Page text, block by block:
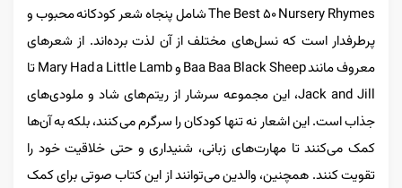
The Best 50 Nursery Rhymes شامل پنجاه شعر کودکانه محبوب و
پرطرفدار است که نسل‌های مختلف از آن لذت برده‌اند. از شعرهای
معروف مانند Baa Baa Black Sheep و Mary Had a Little Lamb تا
Jack and Jill، این مجموعه سرشار از ریتم‌های شاد و ملودی‌های
جذاب است. این اشعار نه تنها کودکان را سرگرم می‌کنند، بلکه به آن‌ها
کمک می‌کنند تا مهارت‌های زبانی، شنیداری و حتی خلاقیت خود را
تقویت کنند. همچنین، والدین می‌توانند از این کتاب صوتی برای کمک